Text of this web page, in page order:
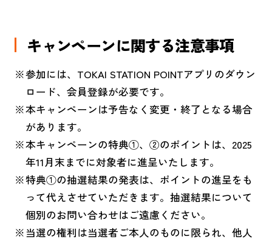
キャンペーンに関する注意事項
参加には、TOKAI STATION POINTアプリのダウン
ロード、会員登録が必要です。
本キャンペーンは予告なく変更・終了となる場合
があります。
本キャンペーンの特典①、②のポイントは、2025
年11月末までに対象者に進呈いたします。
特典①の抽選結果の発表は、ポイントの進呈をも
って代えさせていただきます。抽選結果について
個別のお問い合わせはご遠慮ください。
当選の権利は当選者ご本人のものに限られ、他人